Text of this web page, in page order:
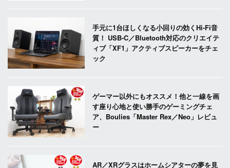
手元に1台ほしくなる小回りの効くHi-Fi音
質！ USB-C／Bluetooth対応のクリエイテ
ィブ「XF1」アクティブスピーカーをチェ
ック
ゲーマー以外にもオススメ！他と一線を画
す座り心地と使い勝手のゲーミングチェ
ア、Boulies「Master Rex／Neo」レビュ
ー
AR／XRグラスはホームシアターの夢を見